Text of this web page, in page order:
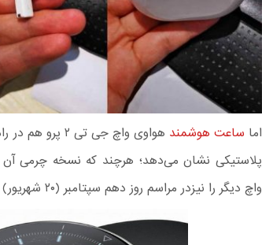
اما ساعت هوشمند
هواوی واچ جی
پلاستیکی نشان می‌دهد؛ هرچند که نسخه چرمی
واچ دیگر را نیزدر مراسم روز دهم سپتامبر (۲۰ شهریور) ملاقات خواهیم کرد.